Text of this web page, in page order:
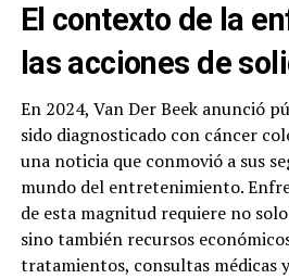
El contexto de la
las acciones de
En 2024, Van Der Beek anunció
sido diagnosticado con cáncer
una noticia que conmovió a sus
mundo del entretenimiento.
de esta magnitud requiere no
sino también recursos
tratamientos, consultas médicas